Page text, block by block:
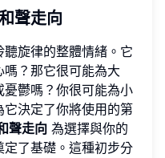
聲走向
旋律的整體情緒。它
？那它很可能為大
鬱嗎？你很可能為小
決定了你將使用的第
聲走向 為選擇與你的
了基礎。這種初步分